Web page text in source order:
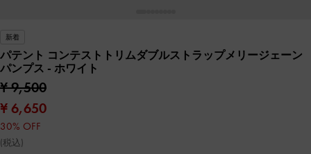
新着
パテント コンテストトリムダブルストラップメリージェーン
パンプス - ホワイト
¥ 9,500
¥ 6,650
30% OFF
(税込)